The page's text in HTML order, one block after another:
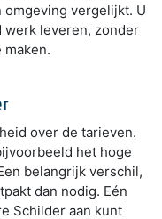
omgeving vergelijkt. U
werk leveren, zonder
over de tarieven.
het hoge
belangrijk verschil,
dan nodig. Eén
Schilder aan kunt